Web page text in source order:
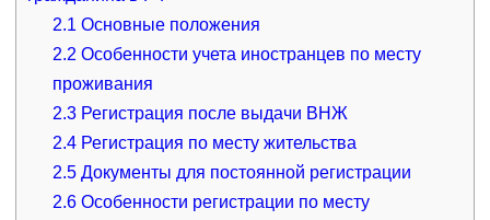
2.1 Основные положения
2.2 Особенности учета иностранцев по месту
проживания
2.3 Регистрация после выдачи ВНЖ
2.4 Регистрация по месту жительства
2.5 Документы для постоянной регистрации
2.6 Особенности регистрации по месту